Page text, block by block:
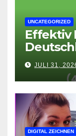
UNCATEGORIZED
Effektiv
JULI 31,
DIGITAL ZEICHNEN